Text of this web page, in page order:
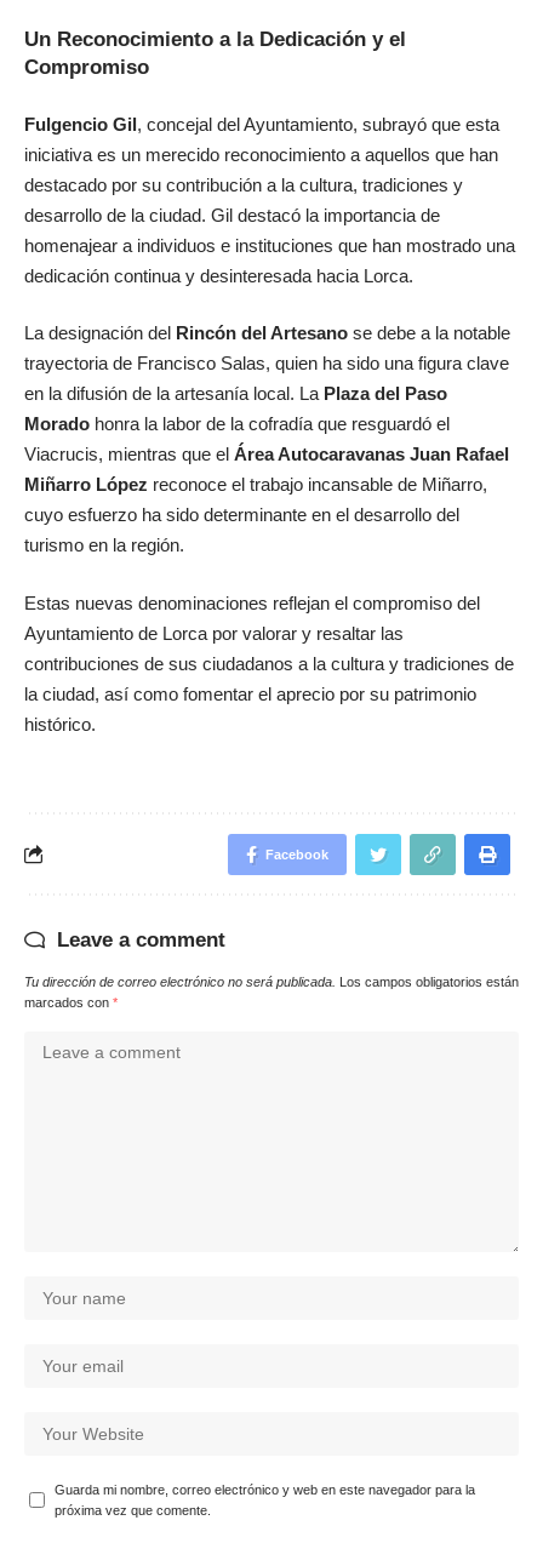
Un Reconocimiento a la Dedicación y el
Compromiso
Fulgencio Gil, concejal del Ayuntamiento, subrayó que esta
iniciativa es un merecido reconocimiento a aquellos que han
destacado por su contribución a la cultura, tradiciones y
desarrollo de la ciudad. Gil destacó la importancia de
homenajear a individuos e instituciones que han mostrado una
dedicación continua y desinteresada hacia Lorca.
La designación del Rincón del Artesano se debe a la notable
trayectoria de Francisco Salas, quien ha sido una figura clave
en la difusión de la artesanía local. La Plaza del Paso
Morado honra la labor de la cofradía que resguardó el
Viacrucis, mientras que el Área Autocaravanas Juan Rafael
Miñarro López reconoce el trabajo incansable de Miñarro,
cuyo esfuerzo ha sido determinante en el desarrollo del
turismo en la región.
Estas nuevas denominaciones reflejan el compromiso del
Ayuntamiento de Lorca por valorar y resaltar las
contribuciones de sus ciudadanos a la cultura y tradiciones de
la ciudad, así como fomentar el aprecio por su patrimonio
histórico.
Facebook
Leave a comment
Tu dirección de correo electrónico no será publicada. Los campos obligatorios están
marcados con *
Guarda mi nombre, correo electrónico y web en este navegador para la
próxima vez que comente.